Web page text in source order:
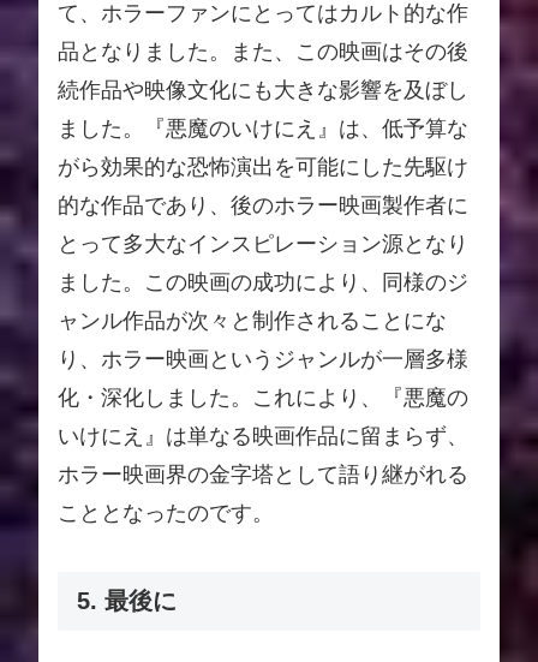
て、ホラーファンにとってはカルト的な作
品となりました。また、この映画はその後
続作品や映像文化にも大きな影響を及ぼし
ました。『悪魔のいけにえ』は、低予算な
がら効果的な恐怖演出を可能にした先駆け
的な作品であり、後のホラー映画製作者に
とって多大なインスピレーション源となり
ました。この映画の成功により、同様のジ
ャンル作品が次々と制作されることにな
り、ホラー映画というジャンルが一層多様
化・深化しました。これにより、『悪魔の
いけにえ』は単なる映画作品に留まらず、
ホラー映画界の金字塔として語り継がれる
こととなったのです。
5. 最後に